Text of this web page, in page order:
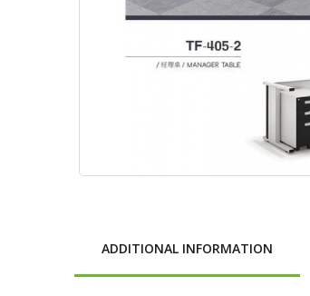
ADDITIONAL INFORMATION